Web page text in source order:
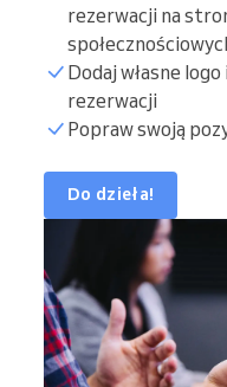
rezerwacji na
Dodaj własne
rezerwacji
Popraw swoją
Do dzieła!